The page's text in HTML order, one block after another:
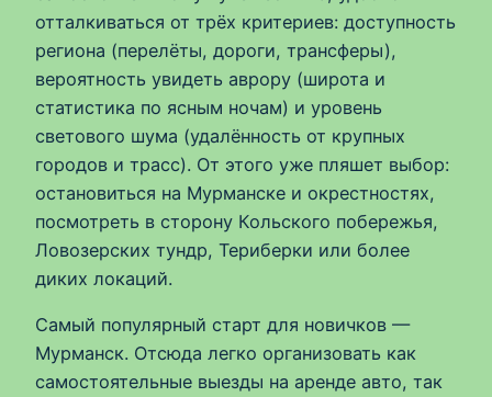
отталкиваться от трёх критериев: доступность
региона (перелёты, дороги, трансферы),
вероятность увидеть аврору (широта и
статистика по ясным ночам) и уровень
светового шума (удалённость от крупных
городов и трасс). От этого уже пляшет выбор:
остановиться на Мурманске и окрестностях,
посмотреть в сторону Кольского побережья,
Ловозерских тундр, Териберки или более
диких локаций.
Самый популярный старт для новичков —
Мурманск. Отсюда легко организовать как
самостоятельные выезды на аренде авто, так